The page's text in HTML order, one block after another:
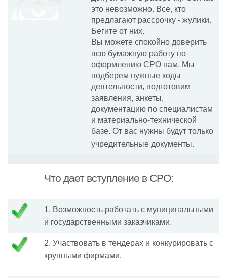
это невозможно. Все, кто
предлагают рассрочку - жулики.
Бегите от них.
Вы можете спокойно доверить
всю бумажную работу по
оформлению СРО нам. Мы
подберем нужные коды
деятельности, подготовим
заявления, анкеты,
документацию по специалистам
и материально-технической
базе. От вас нужны будут только
учредительные документы.
Что дает вступление в СРО:
1. Возможность работать с муниципальными
и государственными заказчиками.
2. Участвовать в тендерах и конкурировать с
крупными фирмами.